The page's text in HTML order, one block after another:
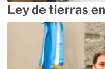
Ley de tierras